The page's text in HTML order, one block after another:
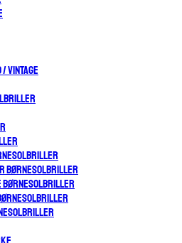
VINTAGE
BØRNESOLBRILLER
BØRNESOLBRILLER